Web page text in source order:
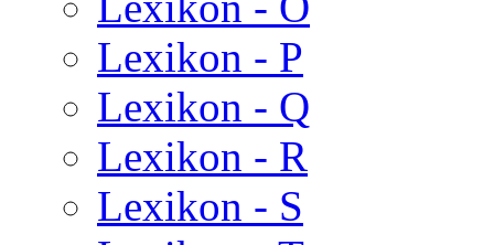
Lexikon - P
Lexikon - Q
Lexikon - R
Lexikon - S